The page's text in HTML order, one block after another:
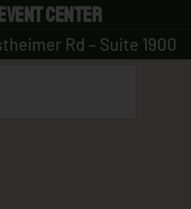
CENTER
Rd – Suite 1900